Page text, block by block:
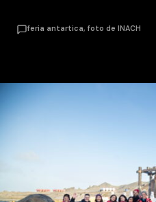
feria antartica, foto de INACH